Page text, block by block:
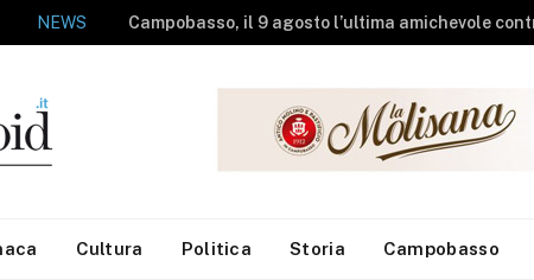
NEWS
Cultura Politica Storia Campobasso